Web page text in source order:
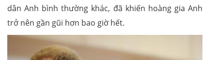
dân Anh bình thường khác, đã khiến hoàng gia Anh
trở nên gần gũi hơn bao giờ hết.